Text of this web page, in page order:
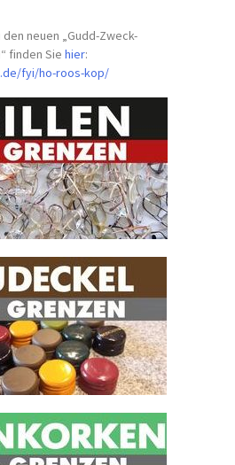
neuen „Gudd-Zweck-
finden Siehier:
fyi/ho-roos-kop/